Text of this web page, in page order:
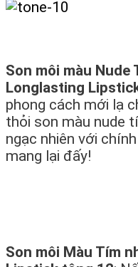
Son môi màu Nude
Longlasting
phong cách mới lạ
thỏi son màu nude
ngạc nhiên với
mang lại đấy!
Son môi Màu Tím